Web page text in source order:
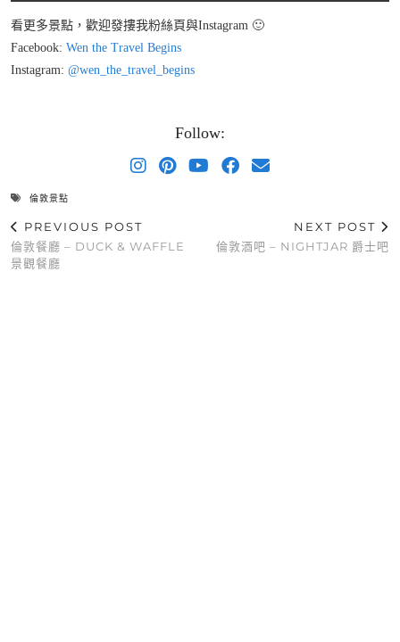
看更多景點，歡迎發摟我粉絲頁與Instagram 🙂
Facebook: Wen the Travel Begins
Instagram: @wen_the_travel_begins
Follow:
倫敦景點
PREVIOUS POST
倫敦餐廳 – DUCK & WAFFLE
景觀餐廳
NEXT POST
倫敦酒吧 – NIGHTJAR 爵士吧